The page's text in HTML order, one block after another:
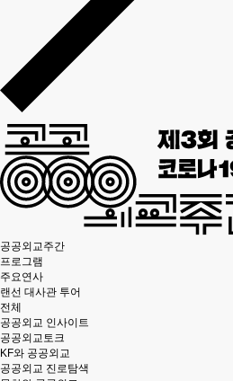
공공외교주간
프로그램
주요연사
랜선 대사관 투어
전체
공공외교 인사이트
공공외교토크
KF와 공공외교
공공외교 진로탐색